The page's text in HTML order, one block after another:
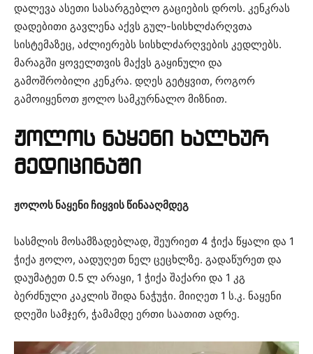
დალევა ასეთი სასარგებლო გაციების დროს. კენკრას
დადებითი გავლენა აქვს გულ-სისხლძარღვთა
სისტემაზეც, აძლიერებს სისხლძარღვების კედლებს.
მარაგში ყოველთვის მაქვს გაყინული და
გამოშრობილი კენკრა. დღეს გეტყვით, როგორ
გამოიყენოთ ჟოლო სამკურნალო მიზნით.
ჟოლოს ნაყენი ხალხურ
მედიცინაში
ჟოლოს ნაყენი ჩიყვის წინააღმდეგ
სასმლის მოსამზადებლად, შეურიეთ 4 ჭიქა წყალი და 1
ჭიქა ჟოლო, აადუღეთ ნელ ცეცხლზე. გადაწურეთ და
დაუმატეთ 0.5 ლ არაყი, 1 ჭიქა შაქარი და 1 კგ
ბერძნული კაკლის შიდა ნაჭუჭი. მიიღეთ 1 ს.კ. ნაყენი
დღეში სამჯერ, ჭამამდე ერთი საათით ადრე.